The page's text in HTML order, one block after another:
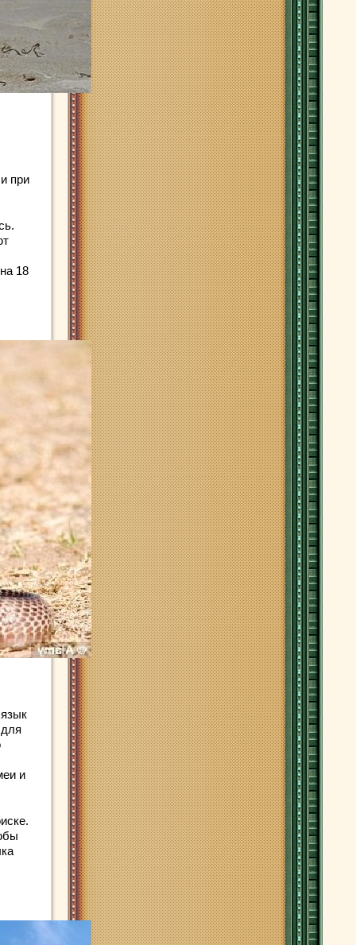
при
18
и